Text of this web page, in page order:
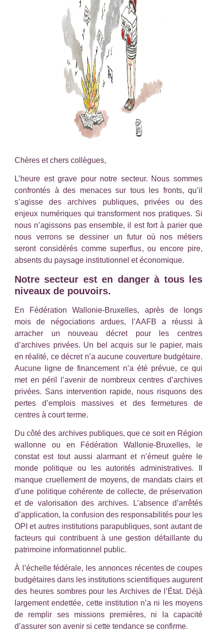
Chères et chers collègues,
L’heure est grave pour notre secteur. Nous sommes
confrontés à des menaces sur tous les fronts, qu’il
s’agisse des archives publiques, privées ou des
enjeux numériques qui transforment nos pratiques. Si
nous n’agissons pas ensemble, il est fort à parier que
nous verrons se dessiner un futur où nos métiers
seront considérés comme superflus, ou encore pire,
absents du paysage institutionnel et économique.
Notre secteur est en danger à tous les
niveaux de pouvoirs.
En Fédération Wallonie-Bruxelles, après de longs
mois de négociations ardues, l’AAFB a réussi à
arracher un nouveau décret pour les centres
d’archives privées. Un bel acquis sur le papier, mais
en réalité, ce décret n’a aucune couverture budgétaire.
Aucune ligne de financement n’a été prévue, ce qui
met en péril l’avenir de nombreux centres d’archives
privées. Sans intervention rapide, nous risquons des
pertes d’emplois massives et des fermetures de
centres à court terme.
Du côté des archives publiques, que ce soit en Région
wallonne ou en Fédération Wallonie-Bruxelles, le
constat est tout aussi alarmant et n’émeut guère le
monde politique ou les autorités administratives. Il
manque cruellement de moyens, de mandats clairs et
d’une politique cohérente de collecte, de préservation
et de valorisation des archives. L’absence d’arrêtés
d’application, la confusion des responsabilités pour les
OPI et autres institutions parapubliques, sont autant de
facteurs qui contribuent à une gestion défaillante du
patrimoine informationnel public.
À l’échelle fédérale, les annonces récentes de coupes
budgétaires dans les institutions scientifiques augurent
des heures sombres pour les Archives de l’État. Déjà
largement endettée, cette institution n’a ni les moyens
de remplir ses missions premières, ni la capacité
d’assurer son avenir si cette tendance se confirme.